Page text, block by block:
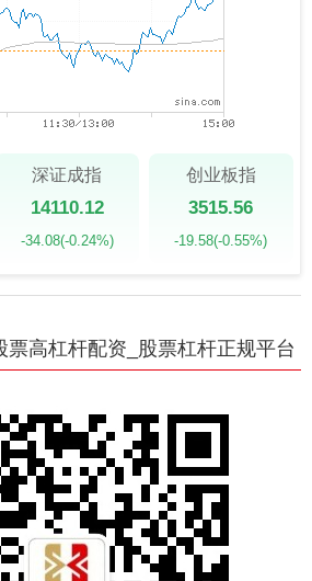
深证成指
14110.12
-34.08(-0.24%)
创业板指
3515.56
-19.58(-0.55%)
票高杠杆配资_股票杠杆正规平台